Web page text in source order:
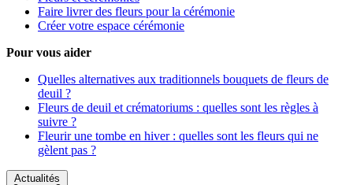
Faire livrer des fleurs pour la cérémonie
Créer votre espace cérémonie
Pour vous aider
Quelles alternatives aux traditionnels bouquets de fleurs de
deuil ?
Fleurs de deuil et crématoriums : quelles sont les règles à
suivre ?
Fleurir une tombe en hiver : quelles sont les fleurs qui ne
gèlent pas ?
Actualités